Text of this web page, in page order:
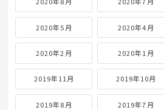
2020年5月 2020年4月
2020年2月 2020年1月
2019年11月 2019年10月
2019年8月 2019年7月